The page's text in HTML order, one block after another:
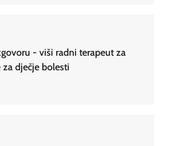
- viši radni terapeut za
dječje bolesti